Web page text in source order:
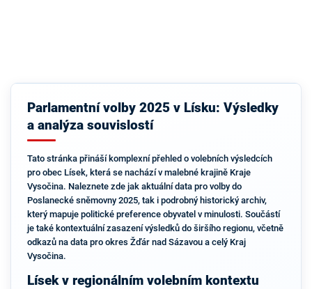
Parlamentní volby 2025 v Lísku: Výsledky
a analýza souvislostí
Tato stránka přináší komplexní přehled o volebních výsledcích
pro obec Lísek, která se nachází v malebné krajině Kraje
Vysočina. Naleznete zde jak aktuální data pro volby do
Poslanecké sněmovny 2025, tak i podrobný historický archiv,
který mapuje politické preference obyvatel v minulosti. Součástí
je také kontextuální zasazení výsledků do širšího regionu, včetně
odkazů na data pro okres Žďár nad Sázavou a celý Kraj
Vysočina.
Lísek v regionálním volebním kontextu